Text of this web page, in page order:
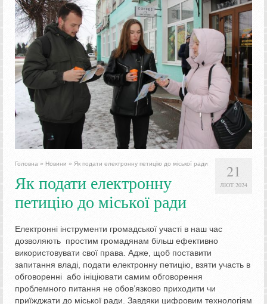
21
ЛЮТ 2024
Головна » Новини » Як подати електронну петицію до міської ради
Як подати електронну
петицію до міської ради
Електронні інструменти громадської участі в наш час
дозволяють простим громадянам більш ефективно
використовувати свої права. Адже, щоб поставити
запитання владі, подати електронну петицію, взяти участь в
обговоренні або ініціювати самим обговорення
проблемного питання не обов’язково приходити чи
приїжджати до міської ради. Завдяки цифровим технологіям